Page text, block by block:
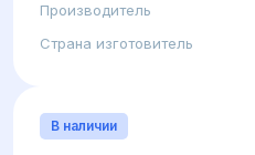
Производитель
Страна изготовитель
В наличии